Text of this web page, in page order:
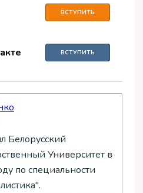
ВСТУПИТЬ
ВСТУПИТЬ
Белорусский
Университет в
по специальности